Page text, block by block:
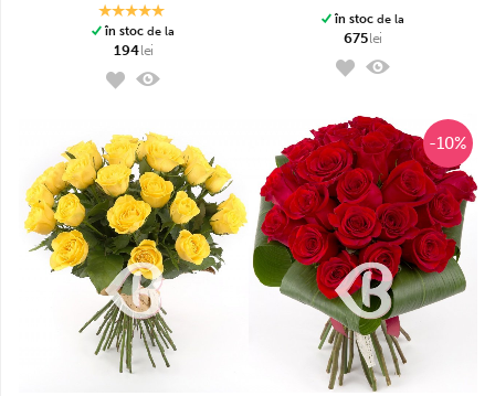
în stoc de la
194lei
în stocde la
675lei
-10%